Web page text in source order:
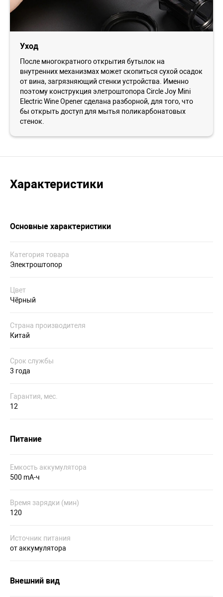
Уход
После многократного открытия бутылок на
внутренних механизмах может скопиться сухой осадок
от вина, загрязняющий стенки устройства. Именно
поэтому конструкция элетроштопора Circle Joy Mini
Electric Wine Opener сделана разборной, для того, что
бы открыть доступ для мытья поликарбонатовых
стенок.
Характеристики
Основные характеристики
Категория товара
Электроштопор
Цвет
Чёрный
Страна производителя
Китай
Срок службы
3 года
Гарантия, мес.
12
Питание
Емкость аккумулятора
500 mA-ч
Время зарядки (мин)
120
Источник питания
от аккумулятора
Внешний вид